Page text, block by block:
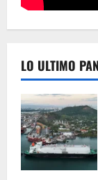
LO ULTIMO